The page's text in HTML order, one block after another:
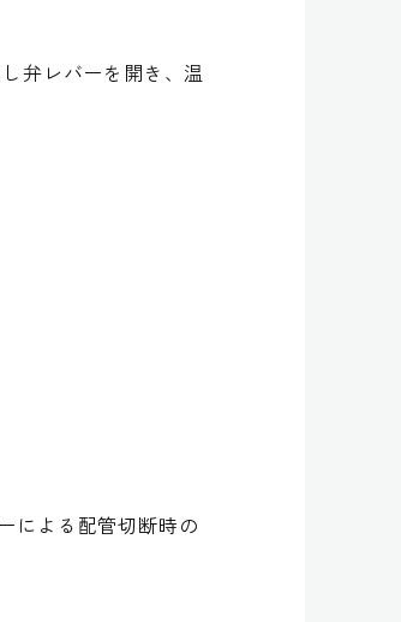
弁レバーを開き、温
による配管切断時の